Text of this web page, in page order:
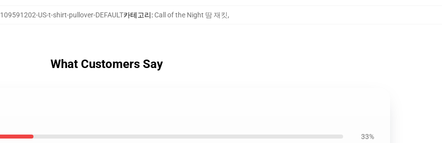
109591202-US-t-shirt-pullover-DEFAULT카테고리: Call of the Night 땀 재킷,
What Customers Say
33%